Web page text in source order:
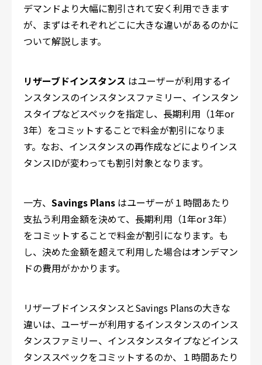
デマンドより大幅に割引されて安く利用できます
が、まずはそれぞれどこに大きな違いがあるのかに
ついて解説します。
リザーブドインスタンス はユーザーが利用するイ
ンスタンスのインスタンスファミリー、インスタン
スタイプなどスペックを指定し、長期利用（1年or
3年）をコミットすることで料金が割引になりま
す。なお、インスタンスの再作成などによりインス
タンスIDが変わっても割引対象となります。
一方、 Savings Plans はユーザーが１時間あたり
支払う利用金額を決めて、長期利用（1年or 3年）
をコミットすることで料金が割引になります。も
し、決めた金額を超えて利用した場合はオンデマン
ドの費用がかかります。
リザーブドインスタンスとSavings Plansの大きな
違いは、ユーザーが利用するインスタンスのインス
タンスファミリー、インスタンスタイプなどインス
タンススペックをコミットするのか、１時間あたり